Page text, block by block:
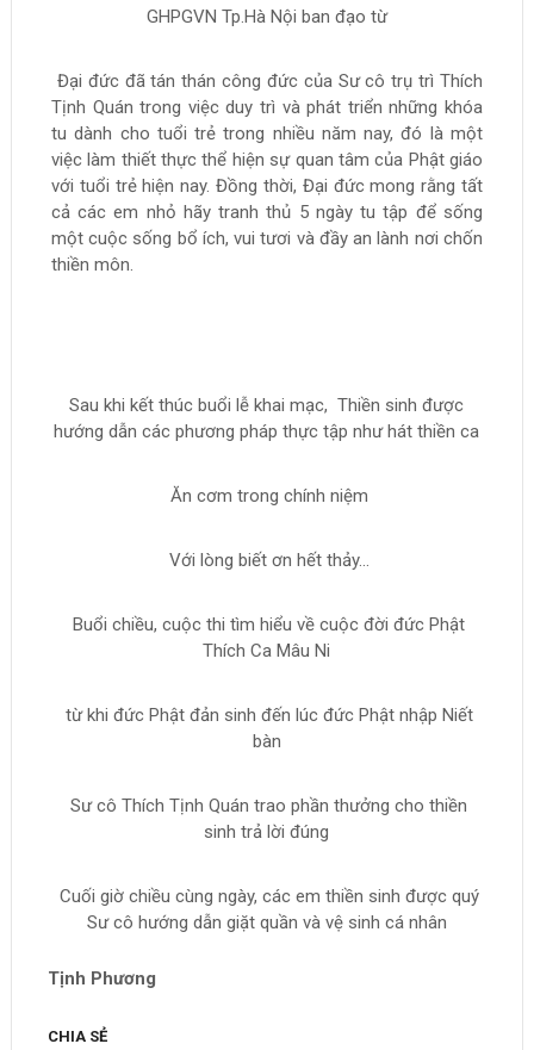
GHPGVN Tp.Hà Nội ban đạo từ
Đại đức đã tán thán công đức của Sư cô trụ trì Thích
Tịnh Quán trong việc duy trì và phát triển những khóa
tu dành cho tuổi trẻ trong nhiều năm nay, đó là một
việc làm thiết thực thể hiện sự quan tâm của Phật giáo
với tuổi trẻ hiện nay. Đồng thời, Đại đức mong rằng tất
cả các em nhỏ hãy tranh thủ 5 ngày tu tập để sống
một cuộc sống bổ ích, vui tươi và đầy an lành nơi chốn
thiền môn.
Sau khi kết thúc buổi lễ khai mạc, Thiền sinh được
hướng dẫn các phương pháp thực tập như hát thiền ca
Ăn cơm trong chính niệm
Với lòng biết ơn hết thảy...
Buổi chiều, cuộc thi tìm hiểu về cuộc đời đức Phật
Thích Ca Mâu Ni
từ khi đức Phật đản sinh đến lúc đức Phật nhập Niết
bàn
Sư cô Thích Tịnh Quán trao phần thưởng cho thiền
sinh trả lời đúng
Cuối giờ chiều cùng ngày, các em thiền sinh được quý
Sư cô hướng dẫn giặt quần và vệ sinh cá nhân
Tịnh Phương
CHIA SẺ